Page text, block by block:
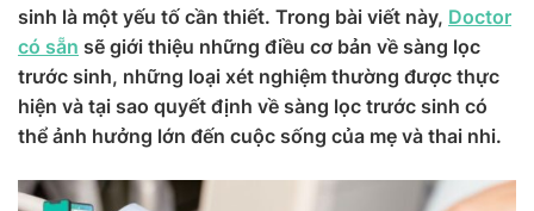
sinh là một yếu tố cần thiết. Trong bài viết này, Doctor
có sẵn sẽ giới thiệu những điều cơ bản về sàng lọc
trước sinh, những loại xét nghiệm thường được thực
hiện và tại sao quyết định về sàng lọc trước sinh có
thể ảnh hưởng lớn đến cuộc sống của mẹ và thai nhi.